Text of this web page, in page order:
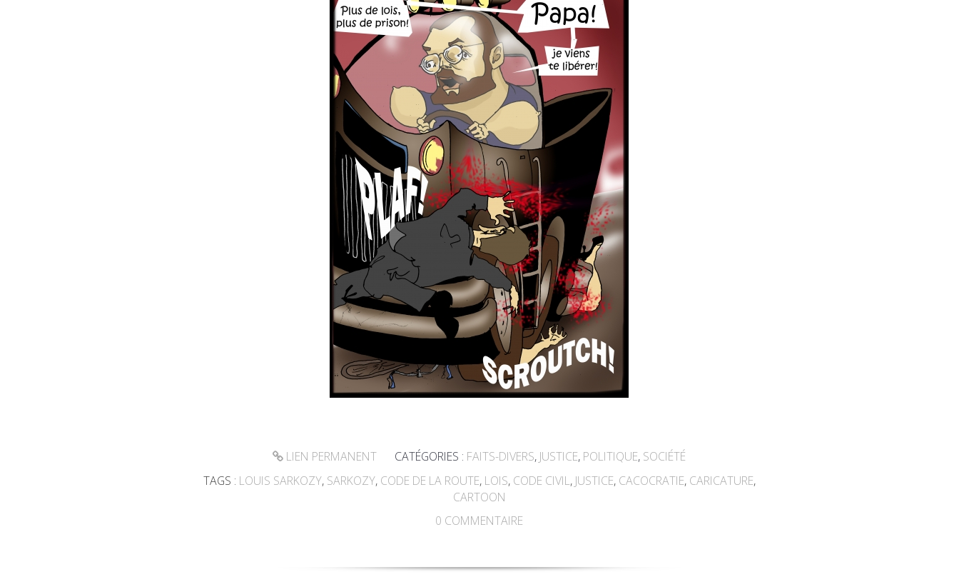
LIEN PERMANENT CATÉGORIES : FAITS-DIVERS, JUSTICE, POLITIQUE, SOCIÉTÉ
TAGS : LOUIS SARKOZY, SARKOZY, CODE DE LA ROUTE, LOIS, CODE CIVIL, JUSTICE, CACOCRATIE, CARICATURE,
CARTOON
0 COMMENTAIRE